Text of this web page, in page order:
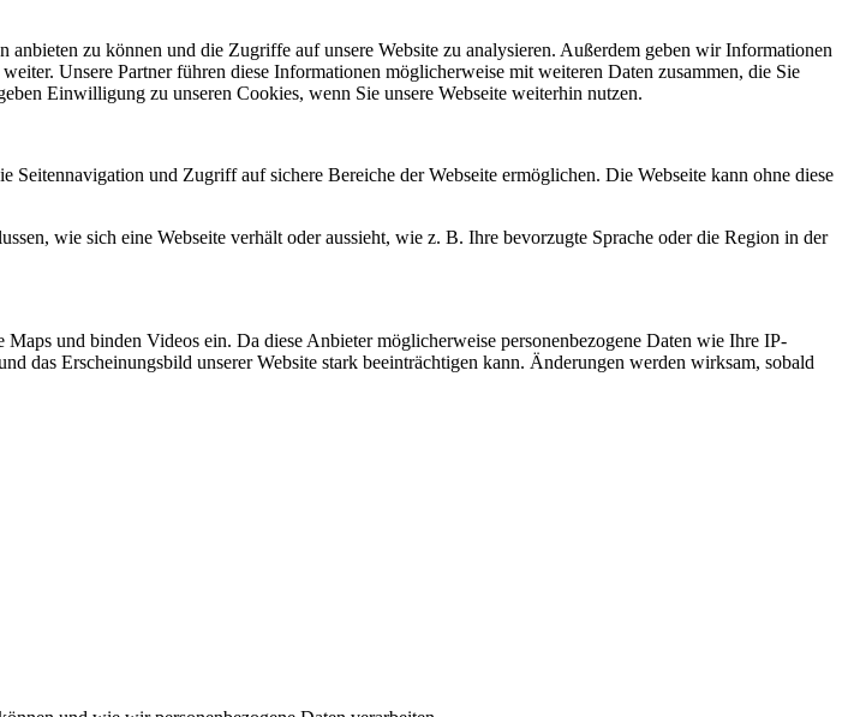
zu können und die Zugriffe auf unsere Website zu analysieren. Außerdem geben wir Informationen
Unsere Partner führen diese Informationen möglicherweise mit weiteren Daten zusammen, die Sie
Einwilligung zu unseren Cookies, wenn Sie unsere Webseite weiterhin nutzen.
und Zugriff auf sichere Bereiche der Webseite ermöglichen. Die Webseite kann ohne diese
wie sich eine Webseite verhält oder aussieht, wie z. B. Ihre bevorzugte Sprache oder die Region in der
und binden Videos ein. Da diese Anbieter möglicherweise personenbezogene Daten wie Ihre IP-
das Erscheinungsbild unserer Website stark beeinträchtigen kann. Änderungen werden wirksam, sobald